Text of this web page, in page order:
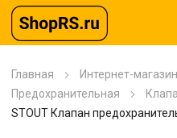
Главная
Интернет-
Предохранительная
STOUT Клапан